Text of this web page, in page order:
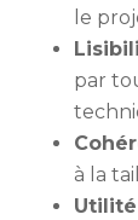
le
par
à la